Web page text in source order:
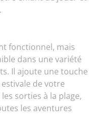
fonctionnel, mais
dans une variété
Il ajoute une touche
de votre
sorties à la plage,
les aventures